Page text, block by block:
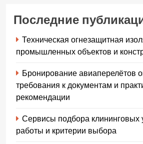
Последние
Техническая огнезащитная
промышленных объектов и
Бронирование авиаперелётов
требования к документам и
рекомендации
Сервисы подбора клининговых
работы и критерии выбора